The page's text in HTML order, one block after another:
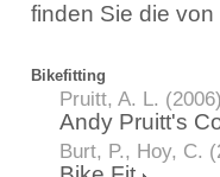
finden Sie die
Bikefitting
Pruitt, A. L.
Andy Pruitt's
Burt, P., Hoy, C.